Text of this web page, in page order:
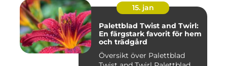
15. jan
Palettblad Twist and Twirl:
En färgstark favorit för hem
och trädgård
Översikt över Palettblad